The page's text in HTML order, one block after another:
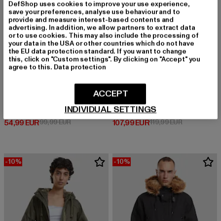
Brandit Women Nila Winterparka
54,99 EUR
Derzeitiger Preis: 54,99 EUR
99,99 EURAktionspreis: 99,99 EUR
BRANDIT
Fish Tail
107,99 EUR
Derzeitiger Preis: 107,99 EUR
119,99 EURAktionspreis:
-10% -10%
DefShop uses cookies to improve your use experience,
save your preferences, analyse use behaviour and to
provide and measure interest-based contents and
advertising. In addition, we allow partners to extract data
or to use cookies. This may also include the processing of
your data in the USA or other countries which do not have
the EU data protection standard. If you want to change
this, click on "Custom settings". By clicking on "Accept" you
agree to this. Data protection
INDIVIDUAL SETTINGS
ACCEPT